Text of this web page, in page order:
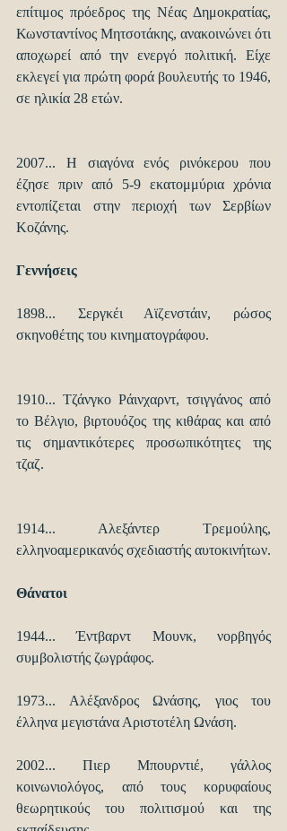
επίτιμος πρόεδρος της Νέας Δημοκρατίας,
Κωνσταντίνος Μητσοτάκης, ανακοινώνει ότι
αποχωρεί από την ενεργό πολιτική. Είχε
εκλεγεί για πρώτη φορά βουλευτής το 1946,
σε ηλικία 28 ετών.
2007... Η σιαγόνα ενός ρινόκερου που
έζησε πριν από 5-9 εκατομμύρια χρόνια
εντοπίζεται στην περιοχή των Σερβίων
Κοζάνης.
Γεννήσεις
1898... Σεργκέι Αϊζενστάιν, ρώσος
σκηνοθέτης του κινηματογράφου.
1910... Τζάνγκο Ράινχαρντ, τσιγγάνος από
το Βέλγιο, βιρτουόζος της κιθάρας και από
τις σημαντικότερες προσωπικότητες της
τζαζ.
1914... Αλεξάντερ Τρεμούλης,
ελληνοαμερικανός σχεδιαστής αυτοκινήτων.
Θάνατοι
1944... Έντβαρντ Μουνκ, νορβηγός
συμβολιστής ζωγράφος.
1973... Αλέξανδρος Ωνάσης, γιος του
έλληνα μεγιστάνα Αριστοτέλη Ωνάση.
2002... Πιερ Μπουρντιέ, γάλλος
κοινωνιολόγος, από τους κορυφαίους
θεωρητικούς του πολιτισμού και της